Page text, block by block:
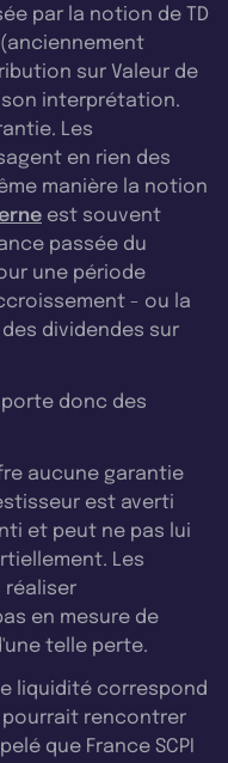
par la notion de TD
(anciennement
sur Valeur de
interprétation.
Les
en rien des
manière la notion
est souvent
passée du
une période
- ou la
dividendes sur
donc des
aucune garantie
est averti
et peut ne pas lui
Les
réaliser
en mesure de
telle perte.
liquidité correspond
pourrait rencontrer
que France SCPI